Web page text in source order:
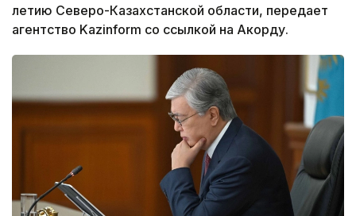
летию Северо-Казахстанской области, передает
агентство Kazinform со ссылкой на Акорду.